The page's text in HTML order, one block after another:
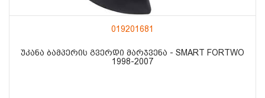
019201681
ᲣᲙᲐᲜᲐ ᲑᲐᲛᲞᲔᲠᲘᲡ ᲒᲕᲔᲠᲓᲘ ᲛᲐᲠᲯᲕᲔᲜᲐ - SMART FORTWO
1998-2007